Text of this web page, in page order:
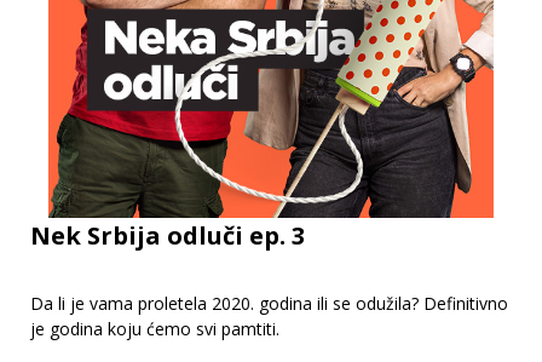
Nek Srbija odluči ep. 3
Da li je vama proletela 2020. godina ili se odužila? Definitivno
je godina koju ćemo svi pamtiti.